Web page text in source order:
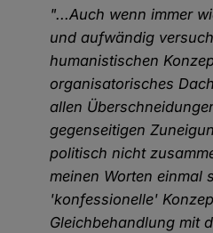
"...Auch wenn immer
und aufwändig
humanistischen
organisatorisches
allen
gegenseitigen
politisch nicht
meinen Worten einmal
'konfessionelle'
Gleichbehandlung mit